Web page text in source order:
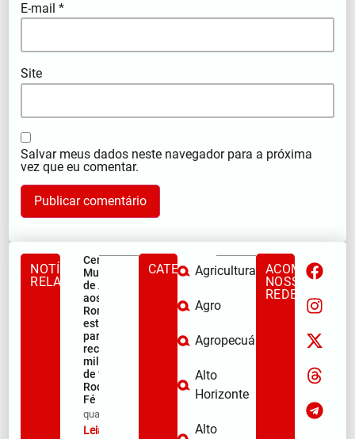
E-mail*
Site
Salvar meus dados neste navegador para a próxima
vez que eu comentar.
NOTÍCIAS
RELACIONADAS
Centro
Municipal
de Apoio
aos
Romeiros
está pronto
para
receber
milhares
de fiéis na
Rodovia da
Fé
qua/08/2026
Leia mais »
CATEGORIASAgricultura
Agro
Agropecuária
Alto
Horizonte
Alto
ACOMPANHE
NOSSAS
REDES